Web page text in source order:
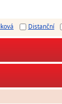
Distanční